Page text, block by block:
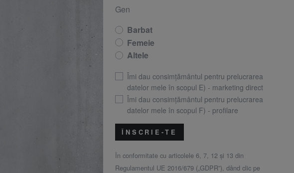
Gen
Barbat
Femeie
Altele
Îmi dau consimțământul pentru prelucrarea
datelor mele în scopul E) - marketing direct
Îmi dau consimțământul pentru prelucrarea
datelor mele în scopul F) - profilare
ÎNSCRIE-TE
În conformitate cu articolele 6, 7, 12 și 13 din
Regulamentul UE 2016/679 („GDPR”), dând clic pe